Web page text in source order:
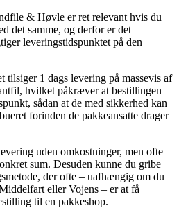
& Høvle er ret relevant hvis du
det samme, og derfor er det
leveringstidspunktet på den
tilsiger 1 dags levering på massevis af
hvilket påkræver at bestillingen
sådan at de med sikkerhed kan
forinden de pakkeansatte drager
uden omkostninger, men ofte
sum. Desuden kunne du gribe
der ofte – uafhængig om du
eller Vojens – er at få
til en pakkeshop.